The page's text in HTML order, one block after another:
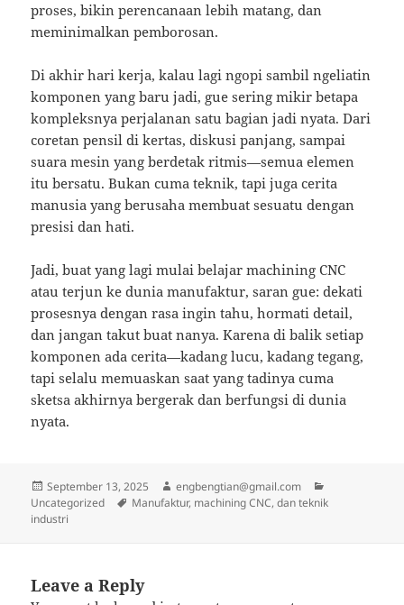
proses, bikin perencanaan lebih matang, dan
meminimalkan pemborosan.
Di akhir hari kerja, kalau lagi ngopi sambil ngeliatin
komponen yang baru jadi, gue sering mikir betapa
kompleksnya perjalanan satu bagian jadi nyata. Dari
coretan pensil di kertas, diskusi panjang, sampai
suara mesin yang berdetak ritmis—semua elemen
itu bersatu. Bukan cuma teknik, tapi juga cerita
manusia yang berusaha membuat sesuatu dengan
presisi dan hati.
Jadi, buat yang lagi mulai belajar machining CNC
atau terjun ke dunia manufaktur, saran gue: dekati
prosesnya dengan rasa ingin tahu, hormati detail,
dan jangan takut buat nanya. Karena di balik setiap
komponen ada cerita—kadang lucu, kadang tegang,
tapi selalu memuaskan saat yang tadinya cuma
sketsa akhirnya bergerak dan berfungsi di dunia
nyata.
Posted
on
September 13, 2025 Author
engbengtian@gmail.com
Uncategorized
Tags
Manufaktur, machining CNC, dan teknik
industri
Leave a Reply